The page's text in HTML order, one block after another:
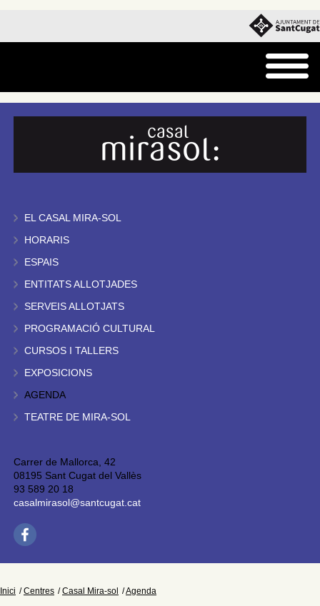
EL CASAL MIRA-SOL
HORARIS
ESPAIS
ENTITATS ALLOTJADES
SERVEIS ALLOTJATS
PROGRAMACIÓ CULTURAL
CURSOS I TALLERS
EXPOSICIONS
AGENDA
TEATRE DE MIRA-SOL
Carrer de Mallorca, 42
08195 Sant Cugat del Vallès
93 589 20 18
casalmirasol@santcugat.cat
Inici Centres Casal Mira-sol Agenda